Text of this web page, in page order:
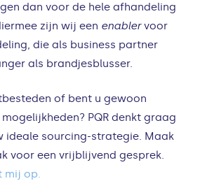
dan voor de hele afhandeling
zijn wij een enablervoor
die als business partner
als brandjesblusser.
of bent u gewoon
PQR denkt graag
ideale sourcing-strategie. Maak
voor een vrijblijvend gesprek.
mij op.